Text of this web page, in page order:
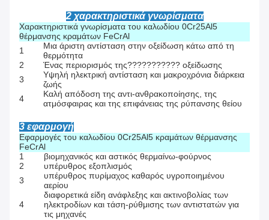
2 χαρακτηριστικά γνωρίσματα
Χαρακτηριστικά γνωρίσματα του καλωδίου 0Cr25Al5
θέρμανσης κραμάτων FeCrAl
1
Μια άριστη αντίσταση στην οξείδωση κάτω από τη
θερμότητα
2
Ένας περιορισμός της??????????? οξείδωσης
3
Υψηλή ηλεκτρική αντίσταση και μακροχρόνια διάρκεια
ζωής
4
Καλή απόδοση της αντι-ανθρακοποίησης, της
ατμόσφαιρας και της επιφάνειας της ρύπανσης θείου
3 εφαρμογή
Εφαρμογές του καλωδίου 0Cr25Al5 κραμάτων θέρμανσης
FeCrAl
1
βιομηχανικός και αστικός θερμαίνω-φούρνος
2
υπέρυθρος εξοπλισμός
3
υπέρυθρος πυρίμαχος καθαρός υγροποιημένου
αερίου
4
διαφορετικά είδη ανάφλεξης και ακτινοβολίας των
ηλεκτροδίων και τάση-ρύθμισης των αντιστατών για
τις μηχανές